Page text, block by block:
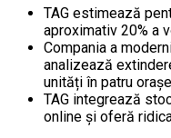
TAG estimează
aproximativ 20% a
Compania a
analizează
unități în patru orașe
TAG integrează
online și oferă